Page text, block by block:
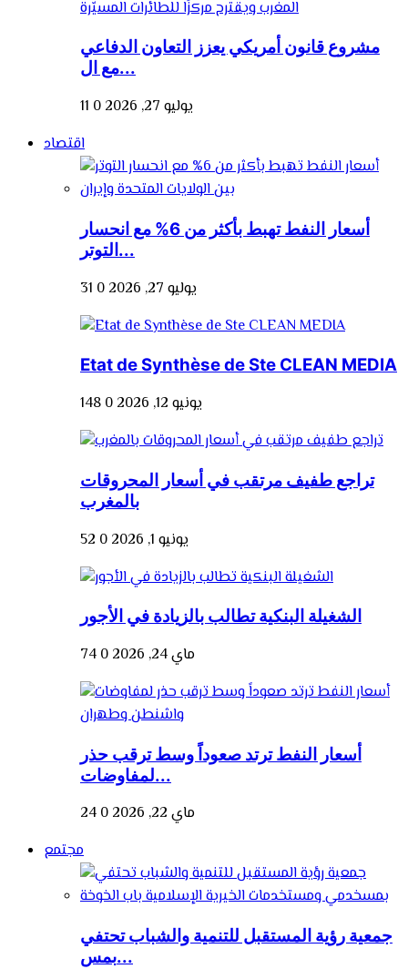
مشروع قانون أمريكي يعزز التعاون الدفاعي
مع ال...
يوليو 27, 2026 0
11
اقتصاد
أسعار النفط تهبط بأكثر من 6% مع انحسار
التوتر...
يوليو 27, 2026 0
31
Etat de Synthèse de Ste CLEAN MEDIA
يونيو 12, 2026 0
148
تراجع طفيف مرتقب في أسعار المحروقات
بالمغرب
يونيو 1, 2026 0
52
الشغيلة البنكية تطالب بالزيادة في الأجور
ماي 24, 2026 0
74
أسعار النفط ترتد صعوداً وسط ترقب حذر
لمفاوضات...
ماي 22, 2026 0
24
مجتمع
جمعية رؤية المستقبل للتنمية والشباب تحتفي
بمس...